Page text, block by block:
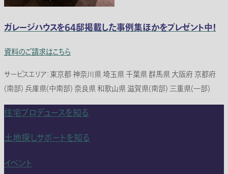
ガレージハウスを64邸掲載した事例集ほかをプレゼント中！
資料のご請求はこちら
サービスエリア：東京都 神奈川県 埼玉県 千葉県 群馬県 大阪府 京都府
(南部) 兵庫県(中南部) 奈良県 和歌山県 滋賀県(南部) 三重県(一部)
住宅プロデュースを知る
土地探しサポートを知る
イベント